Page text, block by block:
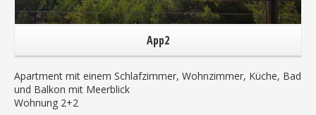
App2
Apartment mit einem Schlafzimmer, Wohnzimmer, Küche, Bad
und Balkon mit Meerblick
Wohnung 2+2